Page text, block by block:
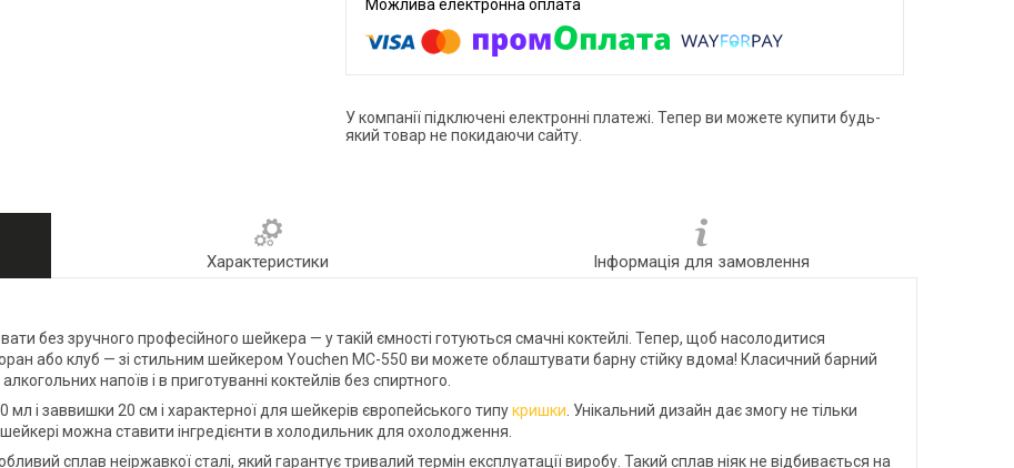
У компанії підключені електронні платежі. Тепер ви можете купити будь-
який товар не покидаючи сайту.
Характеристики Інформація для замовлення
без зручного професійного шейкера — у такій ємності готуються смачні коктейлі. Тепер, щоб насолодитися
або клуб — зі стильним шейкером Youchen MC-550 ви можете облаштувати барну стійку вдома! Класичний барний
напоїв і в приготуванні коктейлів без спиртного.
і заввишки 20 см і характерної для шейкерів європейського типукришки . Унікальний дизайн дає змогу не тільки
можна ставити інгредієнти в холодильник для охолодження.
сплав неіржавкої сталі, який гарантує тривалий термін експлуатації виробу. Такий сплав ніяк не відбивається на